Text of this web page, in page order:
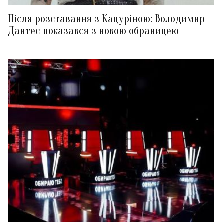
Після розставання з Кацуріною: Володимир
Дантес показався з новою обраницею